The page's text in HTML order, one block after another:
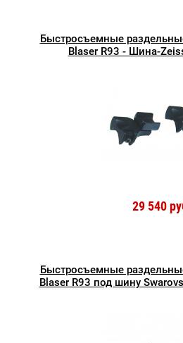
Быстросъемные
Blaser R93 - Шина-
29 540
Быстросъемные
Blaser R93 под шину